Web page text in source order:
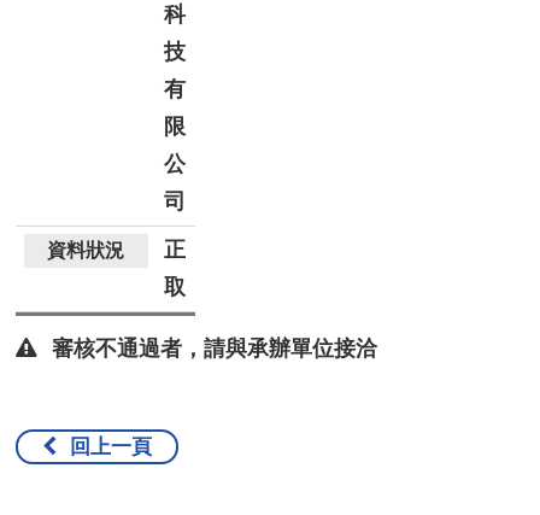
科
技
有
限
公
司
正
取
審核不通過者，請與承辦單位接洽
回上一頁